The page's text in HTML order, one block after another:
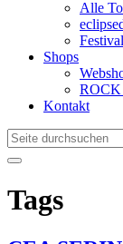
Alle
Shops
ROCK
Kontakt
Tags